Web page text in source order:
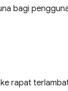
bagi
rapat